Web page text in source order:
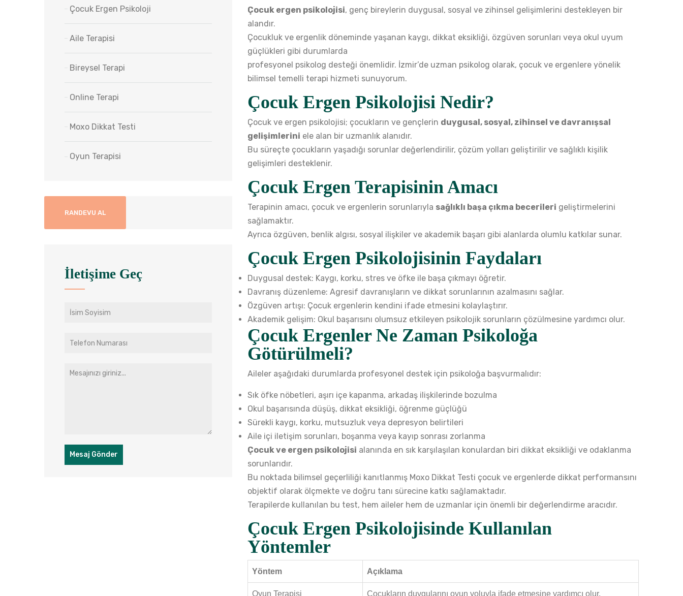
Çocuk Ergen Psikoloji
Aile Terapisi
Bireysel Terapi
Online Terapi
Moxo Dikkat Testi
Oyun Terapisi
RANDEVU AL
İletişime Geç
Mesaj Gönder
Çocuk ergen psikolojisi, genç bireylerin duygusal, sosyal ve zihinsel gelişimlerini destekleyen bir
alandır.
Çocukluk ve ergenlik döneminde yaşanan kaygı, dikkat eksikliği, özgüven sorunları veya okul uyum
güçlükleri gibi durumlarda
profesyonel psikolog desteği önemlidir. İzmir’de uzman psikolog olarak, çocuk ve ergenlere yönelik
bilimsel temelli terapi hizmeti sunuyorum.
Çocuk Ergen Psikolojisi Nedir?
Çocuk ve ergen psikolojisi; çocukların ve gençlerin duygusal, sosyal, zihinsel ve davranışsal
gelişimlerini ele alan bir uzmanlık alanıdır.
Bu süreçte çocukların yaşadığı sorunlar değerlendirilir, çözüm yolları geliştirilir ve sağlıklı kişilik
gelişimleri desteklenir.
Çocuk Ergen Terapisinin Amacı
Terapinin amacı, çocuk ve ergenlerin sorunlarıyla sağlıklı başa çıkma becerileri geliştirmelerini
sağlamaktır.
Ayrıca özgüven, benlik algısı, sosyal ilişkiler ve akademik başarı gibi alanlarda olumlu katkılar sunar.
Çocuk Ergen Psikolojisinin Faydaları
Duygusal destek: Kaygı, korku, stres ve öfke ile başa çıkmayı öğretir.
Davranış düzenleme: Agresif davranışların ve dikkat sorunlarının azalmasını sağlar.
Özgüven artışı: Çocuk ergenlerin kendini ifade etmesini kolaylaştırır.
Akademik gelişim: Okul başarısını olumsuz etkileyen psikolojik sorunların çözülmesine yardımcı olur.
Çocuk Ergenler Ne Zaman Psikoloğa
Götürülmeli?
Aileler aşağıdaki durumlarda profesyonel destek için psikoloğa başvurmalıdır:
Sık öfke nöbetleri, aşırı içe kapanma, arkadaş ilişkilerinde bozulma
Okul başarısında düşüş, dikkat eksikliği, öğrenme güçlüğü
Sürekli kaygı, korku, mutsuzluk veya depresyon belirtileri
Aile içi iletişim sorunları, boşanma veya kayıp sonrası zorlanma
Çocuk ve ergen psikolojisi alanında en sık karşılaşılan konulardan biri dikkat eksikliği ve odaklanma
sorunlarıdır.
Bu noktada bilimsel geçerliliği kanıtlanmış Moxo Dikkat Testi çocuk ve ergenlerde dikkat performansını
objektif olarak ölçmekte ve doğru tanı sürecine katkı sağlamaktadır.
Terapilerde kullanılan bu test, hem aileler hem de uzmanlar için önemli bir değerlendirme aracıdır.
Çocuk Ergen Psikolojisinde Kullanılan
Yöntemler
Yöntem Açıklama
Oyun Terapisi Çocukların duygularını oyun yoluyla ifade etmesine yardımcı olur.